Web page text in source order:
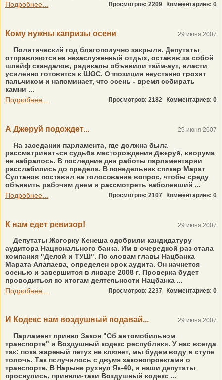
Подробнее...
Просмотров: 2209 Комментариев: 0
Кому нужны капризы осени 29 июня 2007
Политический год благополучно закрыли. Депутаты
отправляются на незаслуженный отдых, оставив за собой
шлейф скандалов, радикалы объявили тайм-аут, власти
усиленно готовятся к ШОС. Оппозиция неустанно грозит
пальчиком и напоминает, что осень - время собирать
камни ...
Подробнее...
Просмотров: 2182 Комментариев: 0
А Джеруй подождет... 29 июня 2007
На заседании парламента, где должна была
рассматриваться судьба месторождения Джеруй, кворума
не набралось. В последние дни работы парламентарии
расслабились до предела. В понедельник спикер Марат
Султанов поставил на голосование вопрос, чтобы среду
объявить рабочим днем и рассмотреть наболевший ...
Подробнее...
Просмотров: 2107 Комментариев: 0
К нам едет ревизор! 29 июня 2007
Депутаты Жогорку Кенеша одобрили кандидатуру
аудитора Национального банка. Им в очередной раз стала
компания "Делой и ТУШ". По словам главы Нацбанка
Марата Алапаева, определен срок аудита. Он начнется
осенью и завершится в январе 2008 г. Проверка будет
проводиться по итогам деятельности Нацбанка ...
Подробнее...
Просмотров: 2237 Комментариев: 0
И Кодекс нам воздушный подавай... 29 июня 2007
Парламент принял Закон "Об автомобильном
транспорте" и Воздушный кодекс республики. У нас всегда
так: пока жареный петух не клюнет, мы будем воду в ступе
толочь. Так получилось с двумя законопроектами о
транспорте. В Нарыне рухнул Як-40, и наши депутаты
проснулись, приняли-таки Воздушный кодекс ...